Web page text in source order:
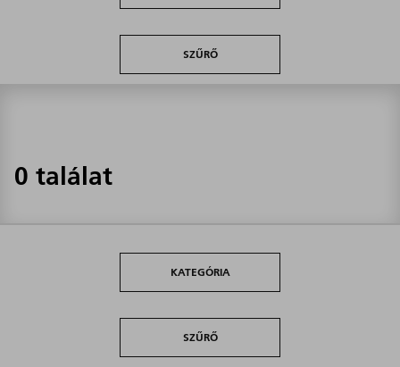
SZŰRŐ
0 találat
KATEGÓRIA
SZŰRŐ